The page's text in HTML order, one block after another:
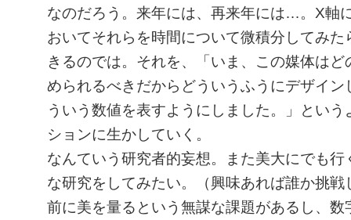
なのだろう。来年には、再来年には…。X軸
おいてそれらを時間について微積分してみた
きるのでは。それを、「いま、この媒体は
められるべきだからどういうふうにデザイン
ういう数値を表すようにしました。」とい
ションに生かしていく。
なんていう研究者的妄想。また美大にでも行
な研究をしてみたい。（興味あれば誰か挑戦
前に美を量るという無謀な課題があるし、数